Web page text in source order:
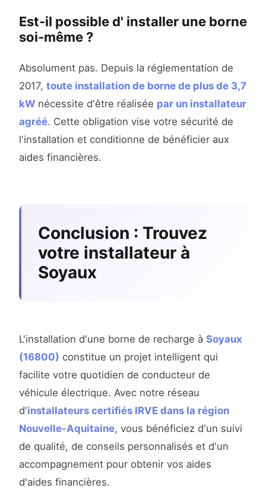
Est-il possible d' installer une borne
soi-même ?
Absolument pas. Depuis la réglementation de
2017, toute installation de borne de plus de 3,7
kW nécessite d'être réalisée par un installateur
agréé. Cette obligation vise votre sécurité de
l'installation et conditionne de bénéficier aux
aides financières.
Conclusion : Trouvez
votre installateur à
Soyaux
L'installation d'une borne de recharge à Soyaux
(16800) constitue un projet intelligent qui
facilite votre quotidien de conducteur de
véhicule électrique. Avec notre réseau
d'installateurs certifiés IRVE dans la région
Nouvelle-Aquitaine, vous bénéficiez d'un suivi
de qualité, de conseils personnalisés et d'un
accompagnement pour obtenir vos aides
d'aides financières.